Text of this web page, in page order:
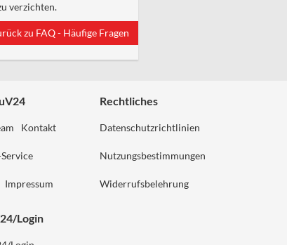
verzichten.
zu FAQ - Häufige Fragen
Kontakt
Impressum
Rechtliches
Datenschutzrichtlinien
Nutzungsbestimmungen
Widerrufsbelehrung
Login